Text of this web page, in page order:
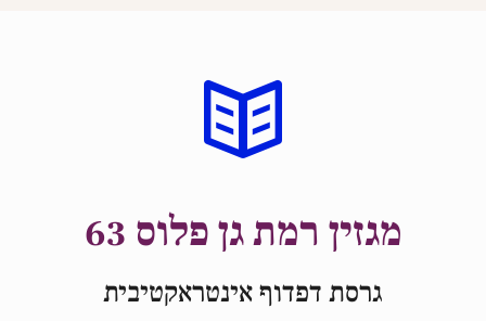
מגזין רמת גן פלוס 63
גרסת דפדוף אינטראקטיבית